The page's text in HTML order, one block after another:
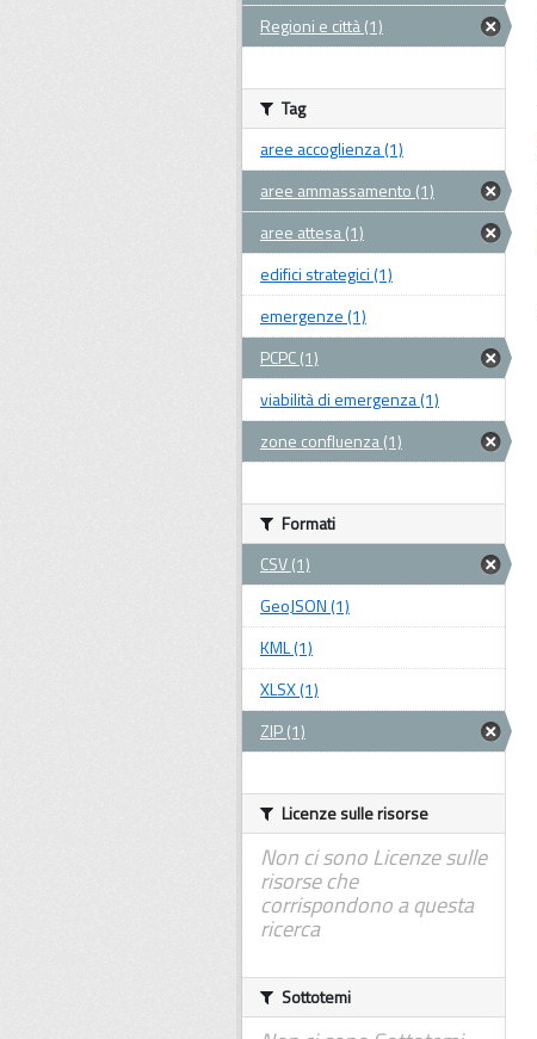
Regioni e città (1)
Tag
aree accoglienza (1)
aree ammassamento (1)
aree attesa (1)
edifici strategici (1)
emergenze (1)
PCPC (1)
viabilità di emergenza (1)
zone confluenza (1)
Formati
CSV (1)
GeoJSON (1)
KML (1)
XLSX (1)
ZIP (1)
Licenze sulle risorse
Non ci sono Licenze sulle
risorse che
corrispondono a questa
ricerca
Sottotemi